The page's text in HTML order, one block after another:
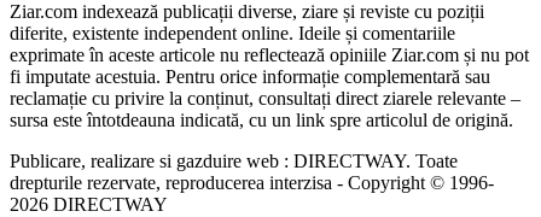
Ziar.com indexează publicații diverse, ziare și reviste cu poziții
diferite, existente independent online. Ideile și comentariile
exprimate în aceste articole nu reflectează opiniile Ziar.com și nu pot
fi imputate acestuia. Pentru orice informație complementară sau
reclamație cu privire la conținut, consultați direct ziarele relevante –
sursa este întotdeauna indicată, cu un link spre articolul de origină.
Publicare, realizare si gazduire web : DIRECTWAY. Toate
drepturile rezervate, reproducerea interzisa - Copyright © 1996-
2026 DIRECTWAY